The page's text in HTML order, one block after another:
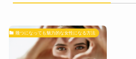
幾つになっても魅力的な女性になる方法